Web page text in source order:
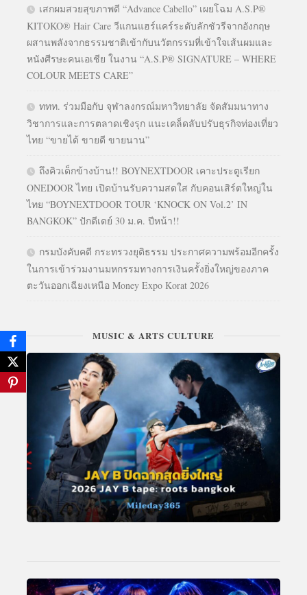
เสกผมสวยสุขภาพดี “Advance Cabello” เผยโฉม A.S.P®
KITOKO® Hair Care วีแกนแฮร์แคร์ระดับลักชัวรีจากอังกฤษ
ผสานพลังจากธรรมชาติเข้ากับนวัตกรรมที่เข้าใจเส้นผมและ
หนังศีรษะคนเอเชีย ในงาน “A.S.P® SIGNATURE – WHERE
COLOUR MEETS CARE”
ททท. ร่วมมือกับ จุฬาลงกรณ์มหาวิทยาลัย จัดสัมมนาทาง
วิชาการและการตลาดเชิงรุก แนะเคล็ดลับปรับธุรกิจท่องเที่ยว
ไทย “ขายได้ ขายดี ขายนาน”
ถึงคิวเด็กข้างบ้าน!! BOYNEXTDOOR เคาะประตูเรียก
ONEDOOR ไทย เปิดบ้านรับความสดใส กับคอนเสิร์ตใหญ่ใน
ไทย “BOYNEXTDOOR TOUR ‘KNOCK ON Vol.2’ IN
BANGKOK” ปักดีเดย์ 30 ม.ค. ปีหน้า!!
กรมบังคับคดี กระทรวงยุติธรรม ประกาศความพร้อมอีกครั้ง
ในการเข้าร่วมงานมหกรรมทางการเงินครั้งยิ่งใหญ่ของภาค
ตะวันออกเฉียงเหนือ Money Expo Korat 2026
MUSIC & ARTS CULTURE